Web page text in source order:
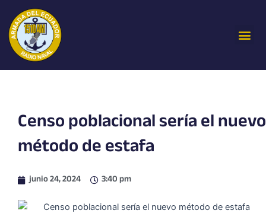
contenido
Censo poblacional sería el nuevo
método de estafa
junio 24, 2024 3:40 pm